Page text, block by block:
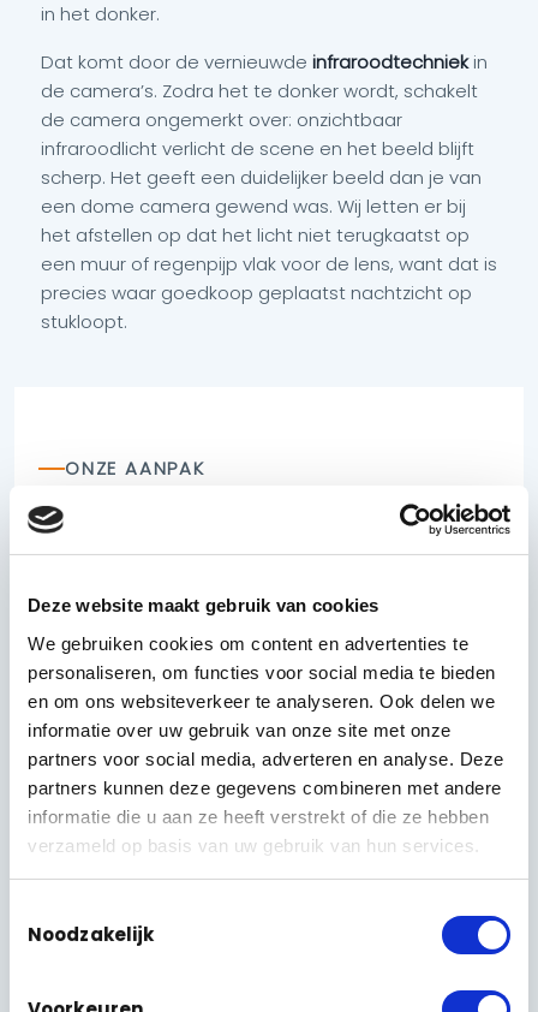
Deze website maakt gebruik van cookies
We gebruiken cookies om content en advertenties te
personaliseren, om functies voor social media te bieden
en om ons websiteverkeer te analyseren. Ook delen we
informatie over uw gebruik van onze site met onze
partners voor social media, adverteren en analyse. Deze
partners kunnen deze gegevens combineren met andere
informatie die u aan ze heeft verstrekt of die ze hebben
verzameld op basis van uw gebruik van hun services.
Noodzakelijk
in het donker.
Dat komt door de vernieuwde infraroodtechniekin
de camera’s. Zodra het te donker wordt, schakelt
de camera ongemerkt over: onzichtbaar
infraroodlicht verlicht de scene en het beeld blijft
scherp. Het geeft een duidelijker beeld dan je van
een dome camera gewend was. Wij letten er bij
het afstellen op dat het licht niet terugkaatst op
een muur of regenpijp vlak voor de lens, want dat is
precies waar goedkoop geplaatst nachtzicht op
stukloopt.
ONZE AANPAK
Eerst meten en uitlijnen, dan
pas boren
en hoekkrijgen is het echte werk. Onze monteurs
lijnen de positie eerst uit — met een laser en met
het oog — zodat het beeld precies de looproute of
de tuin pakt en niet half de buren of de lucht. Pas
als de hoek klopt, gaat de boor in de muur.
Daarna trekken we de kabel ongezien naar de
recorder en werken we alles netjes weg. Elke dome
krijgt via bekabeling zijn eigen lijn; scheef zittende
het beeld bijdraaien en controleren dat de
bewegingsmelding aanslaat op de plekken die